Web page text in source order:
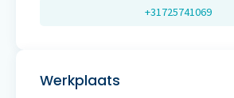
+31725741069
Werkplaats